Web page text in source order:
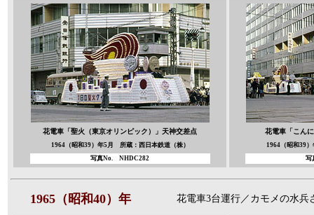
花電車「聖火（東京オリンピック）」 天神交差点
1964（昭和39）年5月 所蔵：西日本鉄道（株）
写真No. NHDC282
花電車「こん
1964（昭和39
1965（昭和40）年 花電車3台運行／カモメの水兵